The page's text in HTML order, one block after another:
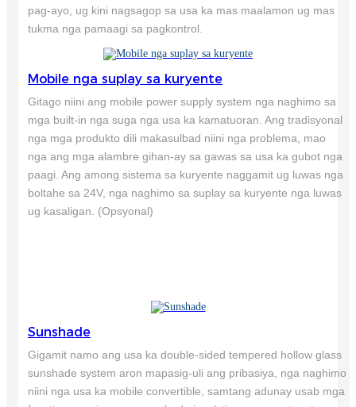
pag-ayo, ug kini nagsagop sa usa ka mas maalamon ug mas
tukma nga pamaagi sa pagkontrol.
Mobile nga suplay sa kuryente
Gitago niini ang mobile power supply system nga naghimo sa
mga built-in nga suga nga usa ka kamatuoran. Ang tradisyonal
nga mga produkto dili makasulbad niini nga problema, mao
nga ang mga alambre gihan-ay sa gawas sa usa ka gubot nga
paagi. Ang among sistema sa kuryente naggamit ug luwas nga
boltahe sa 24V, nga naghimo sa suplay sa kuryente nga luwas
ug kasaligan. (Opsyonal)
Sunshade
Gigamit namo ang usa ka double-sided tempered hollow glass
sunshade system aron mapasig-uli ang pribasiya, nga naghimo
niini nga usa ka mobile convertible, samtang adunay usab mga